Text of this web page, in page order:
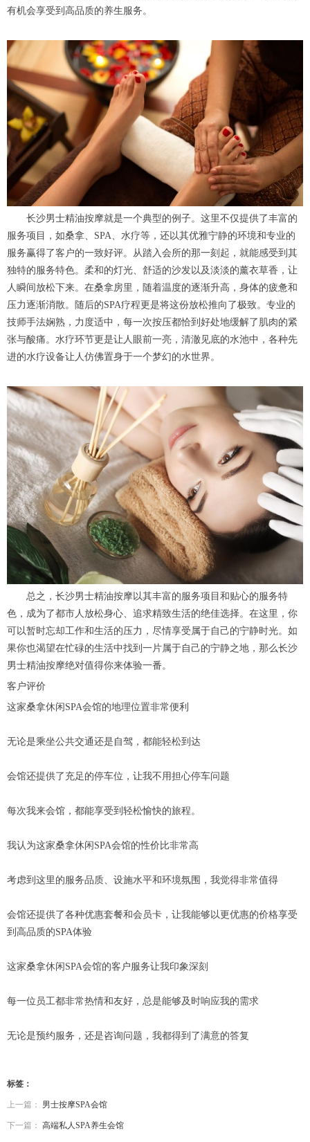
有机会享受到高品质的养生服务。
长沙男士精油按摩就是一个典型的例子。这里不仅提供了丰富的
服务项目，如桑拿、SPA、水疗等，还以其优雅宁静的环境和专业的
服务赢得了客户的一致好评。从踏入会所的那一刻起，就能感受到其
独特的服务特色。柔和的灯光、舒适的沙发以及淡淡的薰衣草香，让
人瞬间放松下来。在桑拿房里，随着温度的逐渐升高，身体的疲惫和
压力逐渐消散。随后的SPA疗程更是将这份放松推向了极致。专业的
技师手法娴熟，力度适中，每一次按压都恰到好处地缓解了肌肉的紧
张与酸痛。水疗环节更是让人眼前一亮，清澈见底的水池中，各种先
进的水疗设备让人仿佛置身于一个梦幻的水世界。
总之，长沙男士精油按摩以其丰富的服务项目和贴心的服务特
色，成为了都市人放松身心、追求精致生活的绝佳选择。在这里，你
可以暂时忘却工作和生活的压力，尽情享受属于自己的宁静时光。如
果你也渴望在忙碌的生活中找到一片属于自己的宁静之地，那么长沙
男士精油按摩绝对值得你来体验一番。
客户评价
这家桑拿休闲SPA会馆的地理位置非常便利
无论是乘坐公共交通还是自驾，都能轻松到达
会馆还提供了充足的停车位，让我不用担心停车问题
每次我来会馆，都能享受到轻松愉快的旅程。
我认为这家桑拿休闲SPA会馆的性价比非常高
考虑到这里的服务品质、设施水平和环境氛围，我觉得非常值得
会馆还提供了各种优惠套餐和会员卡，让我能够以更优惠的价格享受
到高品质的SPA体验
这家桑拿休闲SPA会馆的客户服务让我印象深刻
每一位员工都非常热情和友好，总是能够及时响应我的需求
无论是预约服务，还是咨询问题，我都得到了满意的答复
标签：
上一篇： 男士按摩SPA会馆
下一篇： 高端私人SPA养生会馆